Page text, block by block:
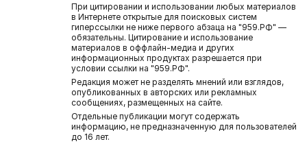
При цитировании и использовании любых материалов
в Интернете открытые для поисковых систем
гиперссылки не ниже первого абзаца на "959.РФ" —
обязательны. Цитирование и использование
материалов в оффлайн-медиа и других
информационных продуктах разрешается при
условии ссылки на "959.РФ".
Редакция может не разделять мнений или взглядов,
опубликованных в авторских или рекламных
сообщениях, размещенных на сайте.
Отдельные публикации могут содержать
информацию, не предназначенную для пользователей
до 16 лет.